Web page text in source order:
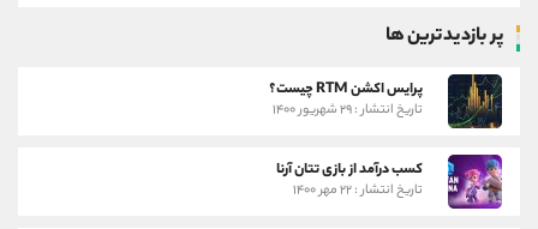
پر بازدیدترین ها
پرایس اکشن RTM چیست؟
تاریخ انتشار : ۲۹ شهریور ۱۴۰۰
کسب درآمد از بازی تتان آرنا
تاریخ انتشار : ۲۲ مهر ۱۴۰۰